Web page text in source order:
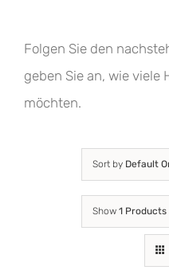
Folgen Sie den
geben Sie an, wie viele
möchten.
Sort by Default
Show 1 Products